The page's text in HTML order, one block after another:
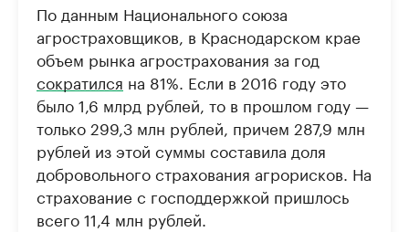
По данным Национального союза
агростраховщиков, в Краснодарском крае
объем рынка агрострахования за год
сократился на 81%. Если в 2016 году это
было 1,6 млрд рублей, то в прошлом году —
только 299,3 млн рублей, причем 287,9 млн
рублей из этой суммы составила доля
добровольного страхования агрорисков. На
страхование с господдержкой пришлось
всего 11,4 млн рублей.